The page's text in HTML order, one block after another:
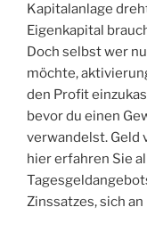
Kapitalanlage
Eigenkapital
Doch selbst wer
möchte,
den Profit
bevor du einen
verwandelst. Geld
hier erfahren Sie
Zinssatzes, sich